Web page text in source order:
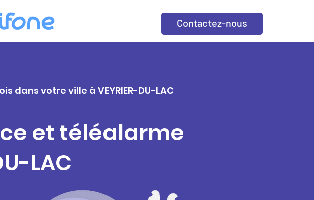
Contactez-nous
dans votre ville à VEYRIER-DU-LAC
et téléalarme
LAC